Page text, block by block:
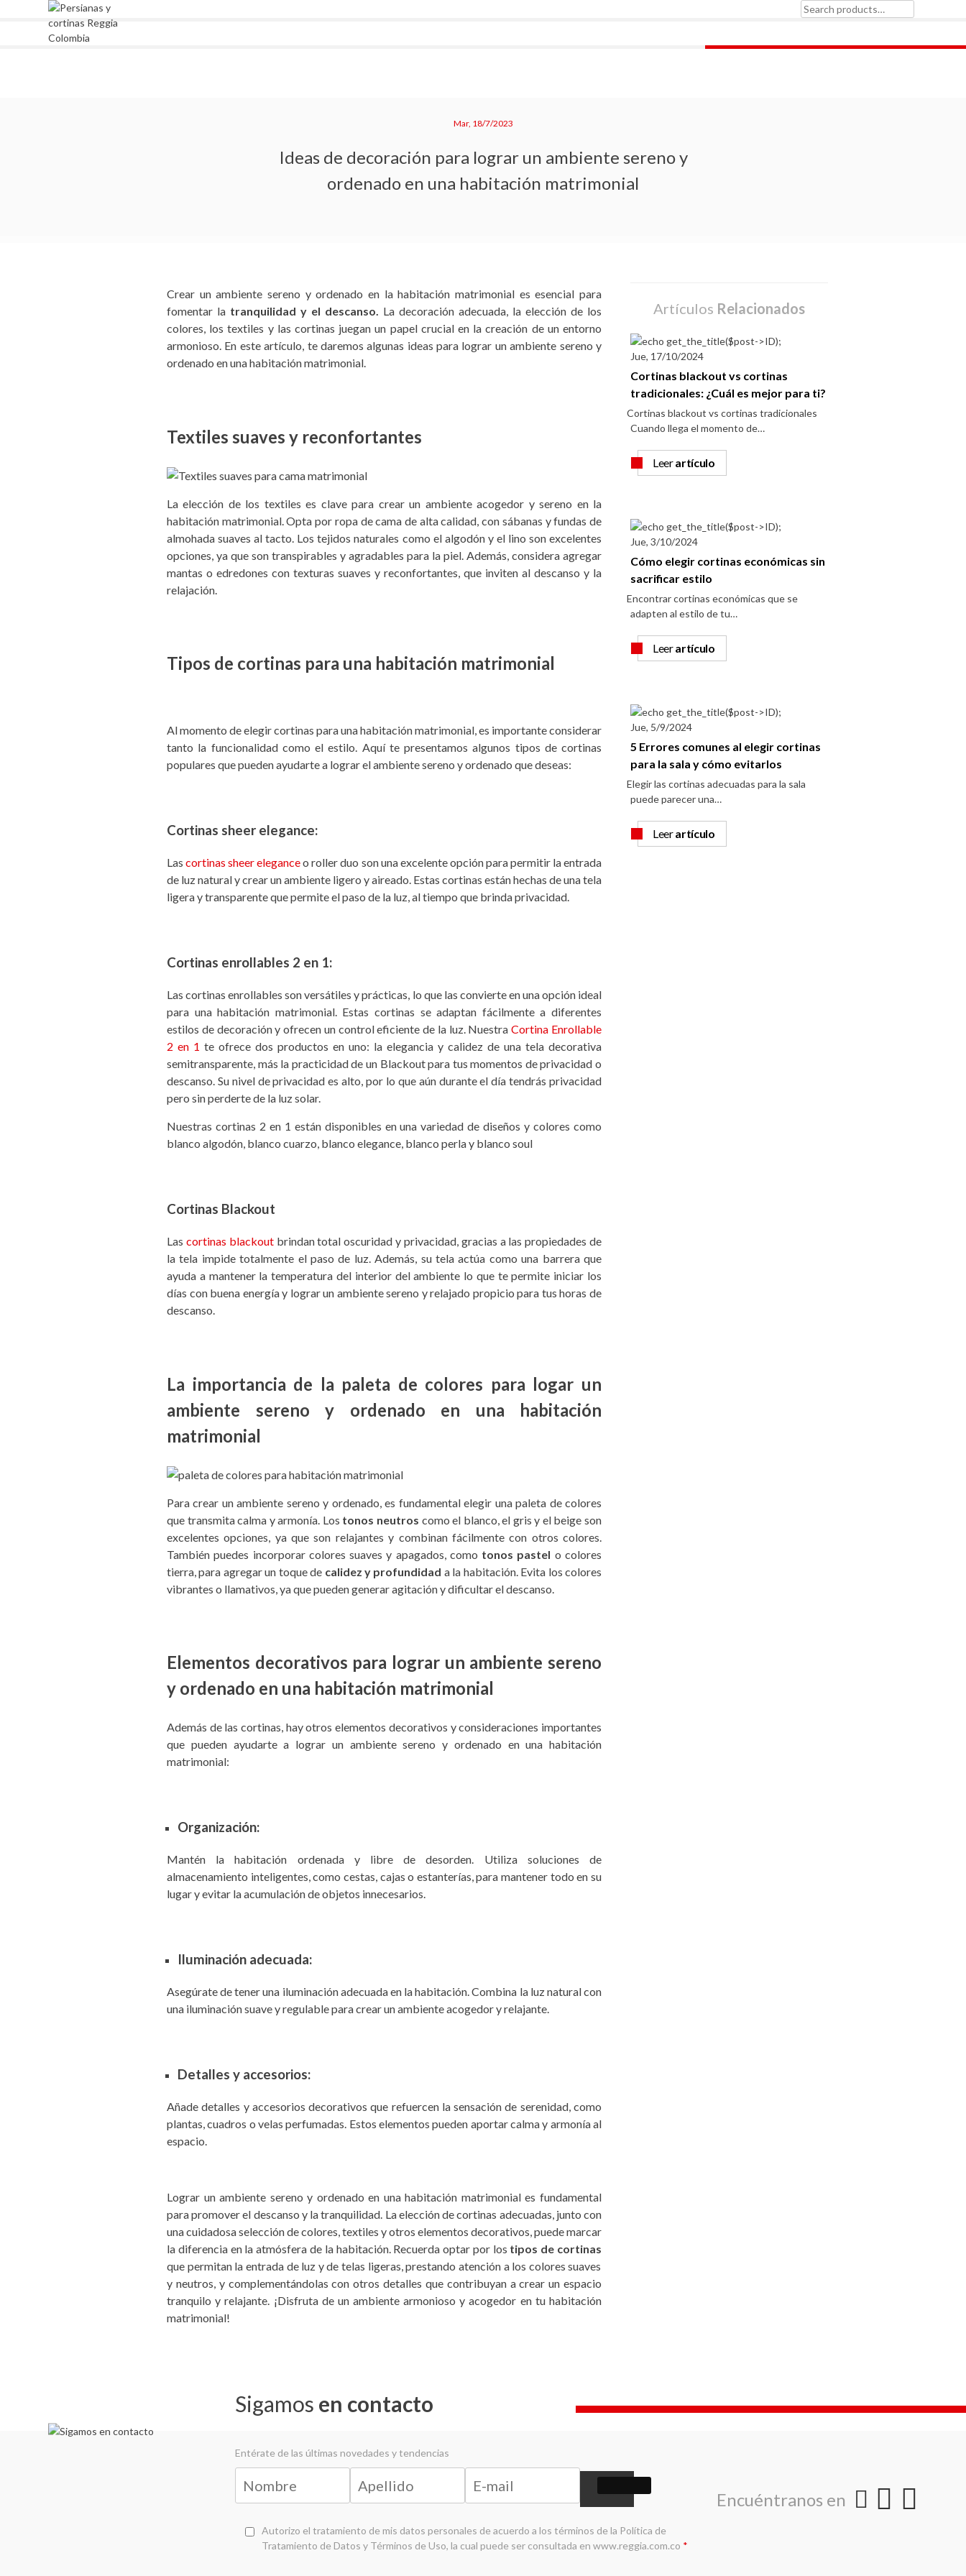
Search
Mar, 18/7/2023
Ideas de decoración para lograr un ambiente sereno y
ordenado en una habitación matrimonial
Crear un ambiente sereno y ordenado en la habitación matrimonial es esencial para
fomentar la tranquilidad y el descanso. La decoración adecuada, la elección de los
colores, los textiles y las cortinas juegan un papel crucial en la creación de un entorno
armonioso. En este artículo, te daremos algunas ideas para lograr un ambiente sereno y
ordenado en una habitación matrimonial.
Textiles suaves y reconfortantes
La elección de los textiles es clave para crear un ambiente acogedor y sereno en la
habitación matrimonial. Opta por ropa de cama de alta calidad, con sábanas y fundas de
almohada suaves al tacto. Los tejidos naturales como el algodón y el lino son excelentes
opciones, ya que son transpirables y agradables para la piel. Además, considera agregar
mantas o edredones con texturas suaves y reconfortantes, que inviten al descanso y la
relajación.
Tipos de cortinas para una habitación matrimonial
Al momento de elegir cortinas para una habitación matrimonial, es importante considerar
tanto la funcionalidad como el estilo. Aquí te presentamos algunos tipos de cortinas
populares que pueden ayudarte a lograr el ambiente sereno y ordenado que deseas:
Cortinas sheer elegance:
Lascortinas sheer eleganceo roller duo son una excelente opción para permitir la entrada
de luz natural y crear un ambiente ligero y aireado. Estas cortinas están hechas de una tela
ligera y transparente que permite el paso de la luz, al tiempo que brinda privacidad.
Cortinas enrollables 2 en 1:
Las cortinas enrollables son versátiles y prácticas, lo que las convierte en una opción ideal
para una habitación matrimonial. Estas cortinas se adaptan fácilmente a diferentes
estilos de decoración y ofrecen un control eficiente de la luz. NuestraCortina Enrollable
2 en 1 te ofrece dos productos en uno: la elegancia y calidez de una tela decorativa
semitransparente, más la practicidad de un Blackout para tus momentos de privacidad o
descanso. Su nivel de privacidad es alto, por lo que aún durante el día tendrás privacidad
pero sin perderte de la luz solar.
Nuestras cortinas 2 en 1 están disponibles en una variedad de diseños y colores como
blanco algodón, blanco cuarzo, blanco elegance, blanco perla y blanco soul
Cortinas Blackout
Las cortinas blackout brindan total oscuridad y privacidad, gracias a las propiedades de
la tela impide totalmente el paso de luz. Además, su tela actúa como una barrera que
ayuda a mantener la temperatura del interior del ambiente lo que te permite iniciar los
días con buena energía y lograr un ambiente sereno y relajado propicio para tus horas de
descanso.
La importancia de la paleta de colores para logar un
ambiente sereno y ordenado en una habitación
matrimonial
Para crear un ambiente sereno y ordenado, es fundamental elegir una paleta de colores
que transmita calma y armonía. Los tonos neutros como el blanco, el gris y el beige son
excelentes opciones, ya que son relajantes y combinan fácilmente con otros colores.
También puedes incorporar colores suaves y apagados, como tonos pastel o colores
tierra, para agregar un toque de calidez y profundidad a la habitación. Evita los colores
vibrantes o llamativos, ya que pueden generar agitación y dificultar el descanso.
Elementos decorativos para lograr un ambiente sereno
y ordenado en una habitación matrimonial
Además de las cortinas, hay otros elementos decorativos y consideraciones importantes
que pueden ayudarte a lograr un ambiente sereno y ordenado en una habitación
matrimonial:
Organización:
Mantén la habitación ordenada y libre de desorden. Utiliza soluciones de
almacenamiento inteligentes, como cestas, cajas o estanterías, para mantener todo en su
lugar y evitar la acumulación de objetos innecesarios.
Iluminación adecuada:
Asegúrate de tener una iluminación adecuada en la habitación. Combina la luz natural con
una iluminación suave y regulable para crear un ambiente acogedor y relajante.
Detalles y accesorios:
Añade detalles y accesorios decorativos que refuercen la sensación de serenidad, como
plantas, cuadros o velas perfumadas. Estos elementos pueden aportar calma y armonía al
espacio.
Lograr un ambiente sereno y ordenado en una habitación matrimonial es fundamental
para promover el descanso y la tranquilidad. La elección de cortinas adecuadas, junto con
una cuidadosa selección de colores, textiles y otros elementos decorativos, puede marcar
la diferencia en la atmósfera de la habitación. Recuerda optar por los tipos de cortinas
que permitan la entrada de luz y de telas ligeras, prestando atención a los colores suaves
y neutros, y complementándolas con otros detalles que contribuyan a crear un espacio
tranquilo y relajante. ¡Disfruta de un ambiente armonioso y acogedor en tu habitación
matrimonial!
Artículos Relacionados
Jue, 17/10/2024
Cortinas blackout vs cortinas
tradicionales: ¿Cuál es mejor para ti?
Cortinas blackout vs cortinas tradicionales
Cuando llega el momento de…
Leerartículo
Jue, 3/10/2024
Cómo elegir cortinas económicas sin
sacrificar estilo
Encontrar cortinas económicas que se
adapten al estilo de tu…
Leerartículo
Jue, 5/9/2024
5 Errores comunes al elegir cortinas
para la sala y cómo evitarlos
Elegir las cortinas adecuadas para la sala
puede parecer una…
Leerartículo
Sigamos en contacto
Entérate de las últimas novedades y tendencias
Autorizo el tratamiento de mis datos personales de acuerdo a los términos de la Política de
Tratamiento de Datos y Términos de Uso, la cual puede ser consultada enwww.reggia.com.co *
Encuéntranos en